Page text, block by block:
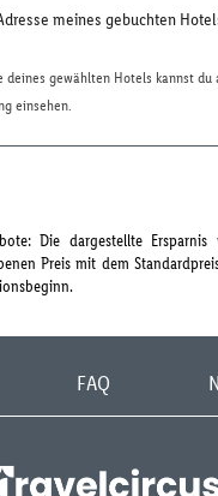
meines gebuchten
deines gewählten Hotels kannst du
einsehen.
Die dargestellte
Preis mit dem
FAQ